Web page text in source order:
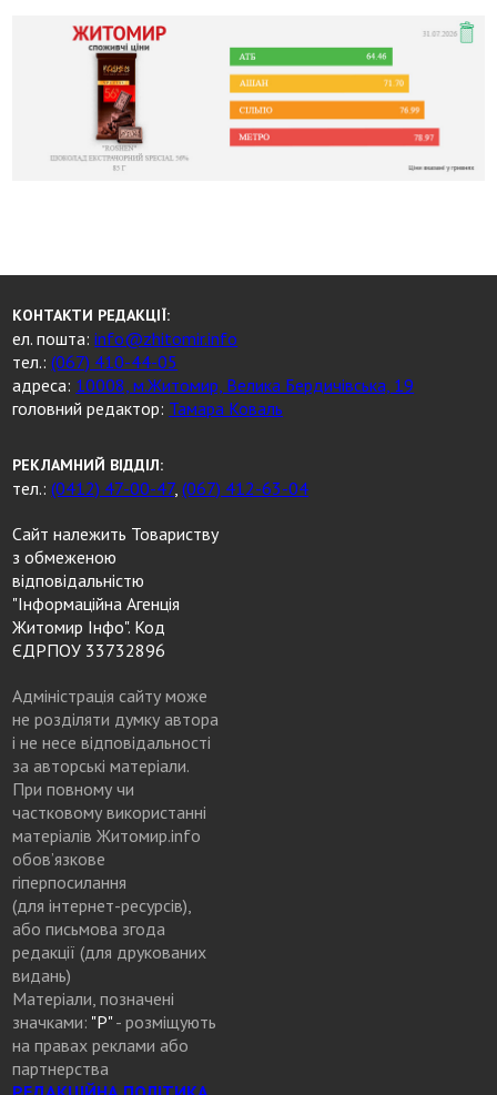
КОНТАКТИ РЕДАКЦІЇ:
ел. пошта:info@zhitomir.info
тел.:(067) 410-44-05
адреса: 10008, м.Житомир, Велика Бердичівська, 19
головний редактор: Тамара Коваль
РЕКЛАМНИЙ ВІДДІЛ:
тел.:(0412) 47-00-47,(067) 412-63-04
Сайт належить Товариству
з обмеженою
відповідальністю
"Інформаційна Агенція
Житомир Інфо". Код
ЄДРПОУ 33732896
Адміністрація сайту може
не розділяти думку автора
і не несе відповідальності
за авторські матеріали.
При повному чи
частковому використанні
матеріалів Житомир.info
обов’язкове
гіперпосилання
(для інтернет-ресурсів),
або письмова згода
редакції (для друкованих
видань)
Матеріали, позначені
значками: "Р"- розміщують
на правах реклами або
партнерства